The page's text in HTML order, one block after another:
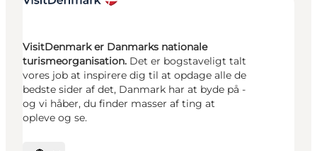
VisitDenmark er Danmarks nationale
turismeorganisation. Det er bogstaveligt talt
vores job at inspirere dig til at opdage alle de
bedste sider af det, Danmark har at byde på -
og vi håber, du finder masser af ting at
opleve og se.